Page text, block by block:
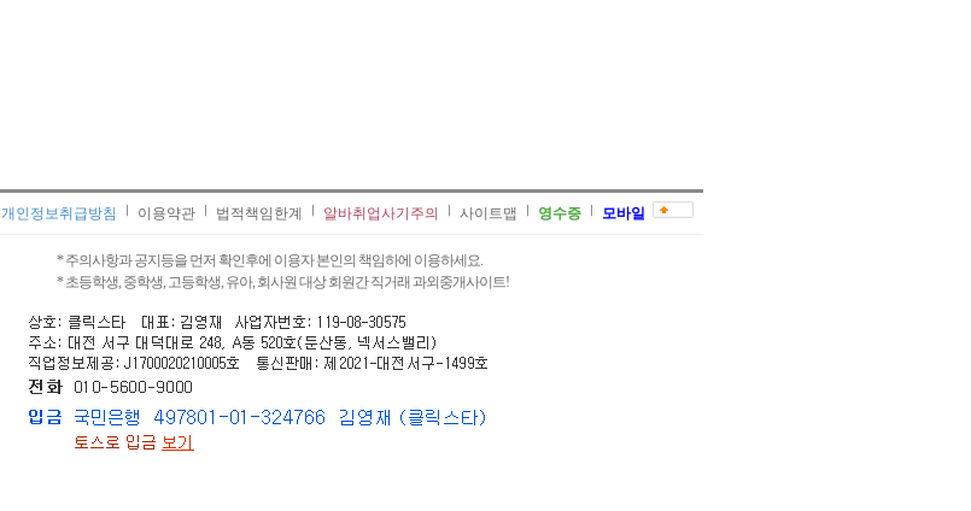
개인정보취급방침 이용약관 법적책임한계 알바취업사기주의 사이트맵 영수증 모바일
* 주의사항과 공지등을 먼저 확인후에 이용자 본인의 책임하에 이용하세요.
* 초등학생, 중학생, 고등학생, 유아, 회사원 대상 회원간 직거래 과외중개사이트!